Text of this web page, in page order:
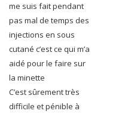
me suis fait pendant
pas mal de temps des
injections en sous
cutané c’est ce qui m’a
aidé pour le faire sur
la minette
C’est sûrement très
difficile et pénible à